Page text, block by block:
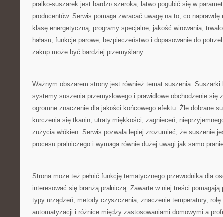
pralko-suszarek jest bardzo szeroka, łatwo pogubić się w
producentów. Serwis pomaga zwracać uwagę na to, co
klasę energetyczną, programy specjalne, jakość wirowania,
hałasu, funkcje parowe, bezpieczeństwo i dopasowanie do
zakup może być bardziej przemyślany.
Ważnym obszarem strony jest również temat suszenia. Suszarki
systemy suszenia przemysłowego i prawidłowe obchodzenie
ogromne znaczenie dla jakości końcowego efektu. Źle dobrane
kurczenia się tkanin, utraty miękkości, zagnieceń,
zużycia włókien. Serwis pozwala lepiej zrozumieć, że suszenie
procesu pralniczego i wymaga równie dużej uwagi jak samo
Strona może też pełnić funkcję tematycznego przewodnika dla
interesować się branżą pralniczą. Zawarte w niej treści pomagają
typy urządzeń, metody czyszczenia, znaczenie temperatury, rolę
automatyzacji i różnice między zastosowaniami domowymi a